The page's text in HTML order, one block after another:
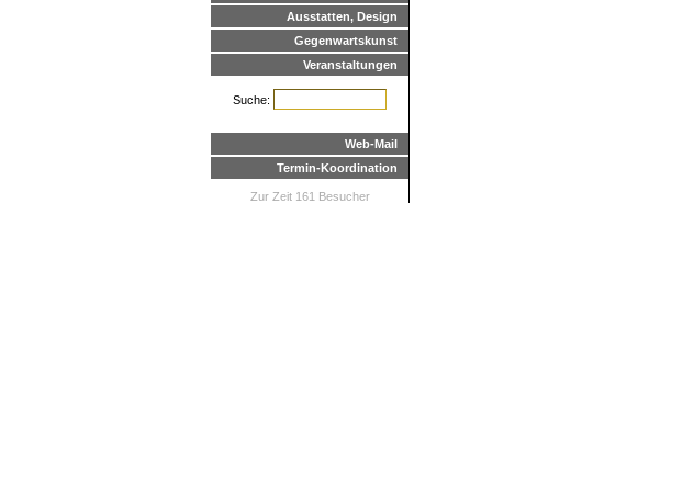
Ausstatten, Design
Gegenwartskunst
Veranstaltungen
Suche:
Web-Mail
Termin-Koordination
Zur Zeit 161 Besucher